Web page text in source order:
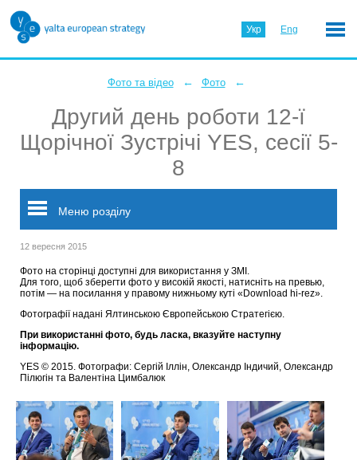
Укр Eng
Фото та відео ← Фото ←
Другий день роботи 12-ї
Щорічної Зустрічі YES, сесії 5-
8
Меню розділу
12 вересня 2015
Фото на сторінці доступні для використання у ЗМІ.
Для того, щоб зберегти фото у високій якості, натисніть на превью,
потім — на посилання у правому нижньому куті «Download hi-rez».
Фотографії надані Ялтинською Європейською Стратегією.
При використанні фото, будь ласка, вказуйте наступну
інформацію.
YES © 2015. Фотографи: Сергій Іллін, Олександр Індичий, Олександр
Пілюгін та Валентіна Цимбалюк